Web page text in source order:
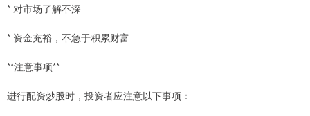
* 对市场了解不深
* 资金充裕，不急于积累财富
**注意事项**
进行配资炒股时，投资者应注意以下事项：